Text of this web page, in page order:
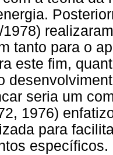
tanto para o
este fim,
seria um
1976)
para
específicos.